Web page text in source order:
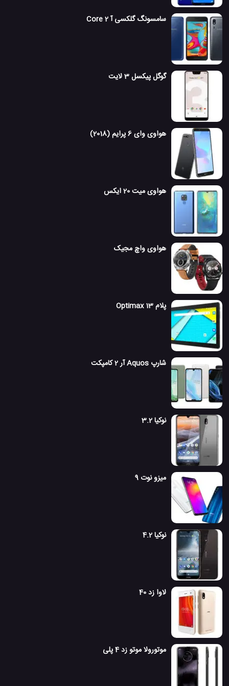
سامسونگ گلکسی آ 2 Core
گوگل پیکسل 3 لایت
هواوی وای 6 پرایم (2018)
هواوی میت 20 ایکس
هواوی واچ مجیک
پلام Optimax 13
شارپ Aquos آر 2 کامپکت
نوکیا 3.2
میزو نوت 9
نوکیا 4.2
لاوا زد 40
موتورولا موتو زد 4 پلی